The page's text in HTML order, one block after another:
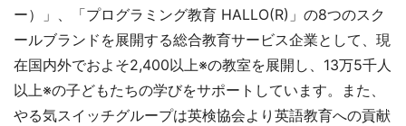
ー）」、「プログラミング教育 HALLO(R)」の8つのスク
ールブランドを展開する総合教育サービス企業として、現
在国内外でおよそ2,400以上※の教室を展開し、13万5千人
以上※の子どもたちの学びをサポートしています。また、
やる気スイッチグループは英検協会より英語教育への貢献